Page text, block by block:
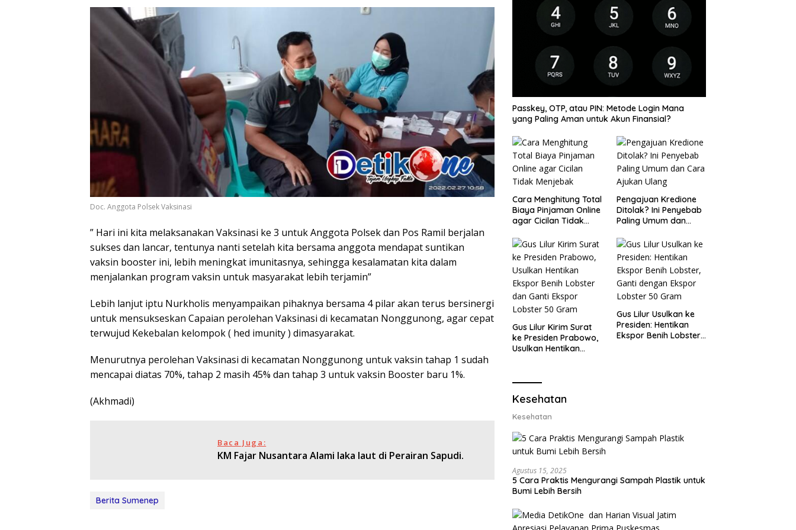
Doc. Anggota Polsek Vaksinasi
” Hari ini kita melaksanakan Vaksinasi ke 3 untuk Anggota Polsek dan Pos Ramil berjalan
sukses dan lancar, tentunya nanti setelah kita bersama anggota mendapat suntikan
vaksin booster ini, lebih meningkat imunitasnya, sehingga kesalamatan kita dalam
menjalankan program vaksin untuk masyarakat lebih terjamin”
Lebih lanjut iptu Nurkholis menyampaikan pihaknya bersama 4 pilar akan terus bersinergi
untuk mensukseskan Capaian perolehan Vaksinasi di kecamatan Nonggunong, agar cepat
terwujud Kekebalan kelompok ( hed imunity ) dimasyarakat.
Menurutnya perolehan Vaksinasi di kecamatan Nonggunong untuk vaksin tahap 1 sudah
mencapai diatas 70%, tahap 2 masih 45% dan tahap 3 untuk vaksin Booster baru 1%.
(Akhmadi)
Baca Juga:
KM Fajar Nusantara Alami laka laut di Perairan Sapudi.
Berita Sumenep
Passkey, OTP, atau PIN: Metode Login Mana
yang Paling Aman untuk Akun Finansial?
Cara Menghitung Total
Biaya Pinjaman Online
agar Cicilan Tidak
Pengajuan Kredione
Ditolak? Ini Penyebab
Paling Umum dan
Gus Lilur Kirim Surat
ke Presiden Prabowo,
Usulkan Hentikan
Lobster 50 Gram
Gus Lilur Usulkan ke
Presiden: Hentikan
Ekspor Benih Lobster,
Kesehatan
Kesehatan
Agustus 15, 2025
5 Cara Praktis Mengurangi Sampah Plastik untuk
Bumi Lebih Bersih